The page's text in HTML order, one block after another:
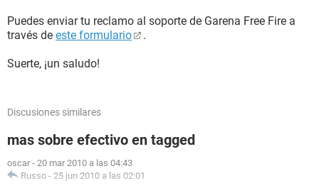
Puedes enviar tu reclamo al soporte de Garena Free Fire a
través de este formulario .
Suerte, ¡un saludo!
Discusiones similares
mas sobre efectivo en tagged
oscar - 20 mar 2010 a las 04:43
Russo - 25 jun 2010 a las 02:01